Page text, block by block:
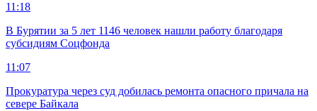
11:18
В Бурятии за 5 лет 1146 человек нашли работу благодаря
субсидиям Соцфонда
11:07
Прокуратура через суд добилась ремонта опасного причала на
севере Байкала